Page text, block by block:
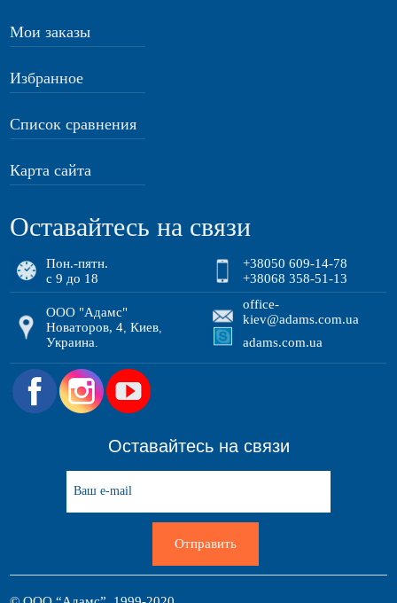
Мои заказы
Избранное
Список сравнения
Карта сайта
Оставайтесь на связи
Пон.-пятн.
с 9 до 18
+38050 609-14-78
+38068 358-51-13
ООО "Адамс"
Новаторов, 4 ,Киев
Украина
office-
kiev@adams.com.ua
adams.com.ua
.
Оставайтесь на связи
Отправить